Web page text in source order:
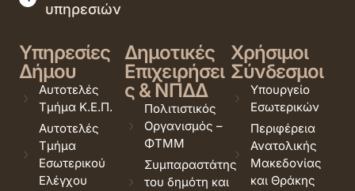
υπηρεσιών
Υπηρεσίες
Δήμου
Αυτοτελές
Τμήμα Κ.Ε.Π.
Αυτοτελές
Τμήμα
Εσωτερικού
Ελέγχου
Δημοτικές
Επιχειρήσει
ς & ΝΠΔΔ
Πολιτιστικός
Οργανισμός –
ΦΤΜΜ
Συμπαραστάτης
του δημότη και
Χρήσιμοι
Σύνδεσμοι
Υπουργείο
Εσωτερικών
Περιφέρεια
Ανατολικής
Μακεδονίας
και Θράκης